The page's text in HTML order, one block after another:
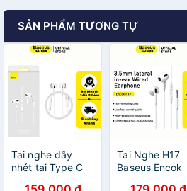
SẢN PHẨM TƯƠNG TỰ
Tai nghe dây
nhét tai Type C
Tai Nghe H17
Baseus Encok